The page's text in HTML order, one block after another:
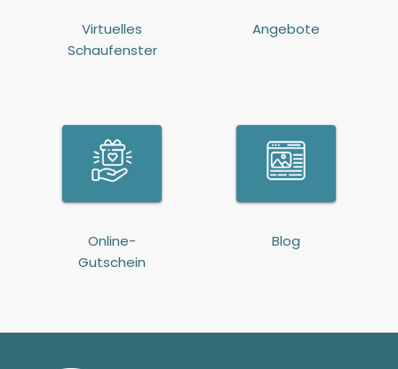
Virtuelles
Schaufenster
Angebote
Online-
Gutschein
Blog